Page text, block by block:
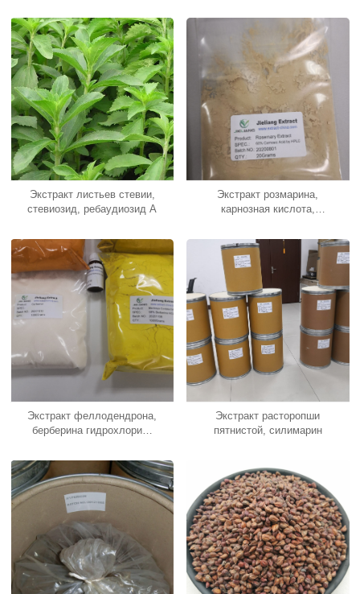
Экстракт листьев стевии,
стевиозид, ребаудиозид А
Экстракт розмарина,
карнозная кислота,
Экстракт феллодендрона,
берберина гидрохлорид,
Экстракт расторопши
пятнистой, силимарин